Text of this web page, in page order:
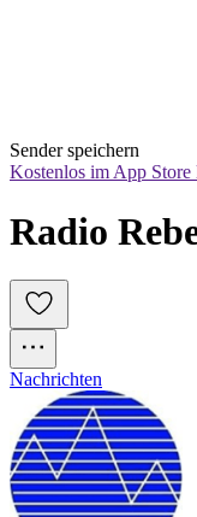
Sender speichern
Kostenlos im App Store
Radio
Nachrichten